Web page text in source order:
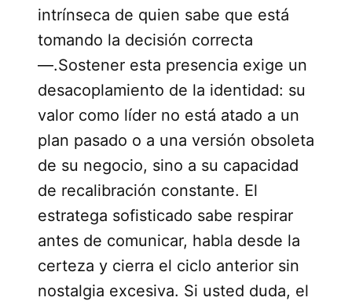
intrínseca de quien sabe que está
tomando la decisión correcta
—.Sostener esta presencia exige un
desacoplamiento de la identidad: su
valor como líder no está atado a un
plan pasado o a una versión obsoleta
de su negocio, sino a su capacidad
de recalibración constante. El
estratega sofisticado sabe respirar
antes de comunicar, habla desde la
certeza y cierra el ciclo anterior sin
nostalgia excesiva. Si usted duda, el